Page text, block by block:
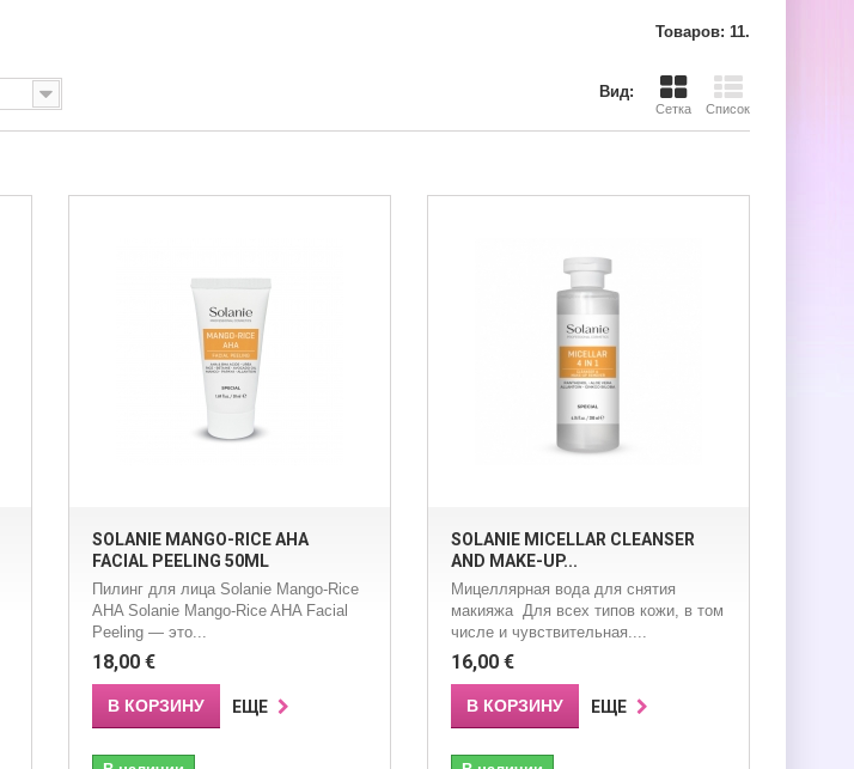
Товаров: 11.
Вид:
Сетка Список
SOLANIE MANGO-RICE AHA
FACIAL PEELING 50ML
Пилинг для лица Solanie Mango-Rice
AHA Solanie Mango-Rice AHA Facial
Peeling — это...
18,00 €
В КОРЗИНУ ЕЩЕ
SOLANIE MICELLAR CLEANSER
AND MAKE-UP...
Мицеллярная вода для снятия
макияжа Для всех типов кожи, в том
числе и чувствительная....
16,00 €
В КОРЗИНУ ЕЩЕ